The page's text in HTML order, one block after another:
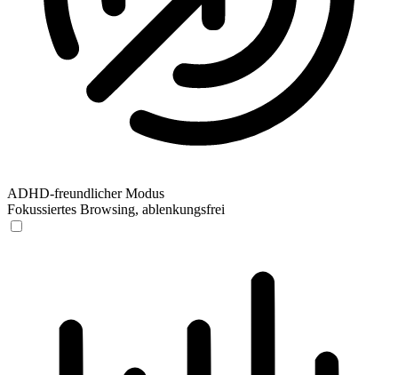
ADHD-freundlicher Modus
Fokussiertes Browsing, ablenkungsfrei